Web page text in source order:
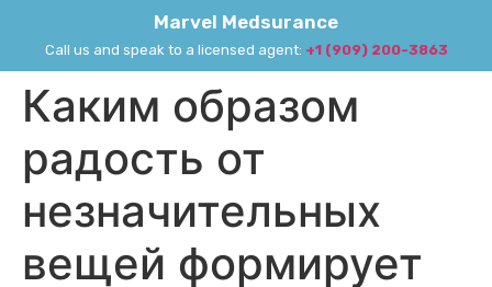
Marvel Medsurance
Call us and speak to a licensed agent: +1 (909) 200-3863
Каким образом
радость от
незначительных
вещей формирует